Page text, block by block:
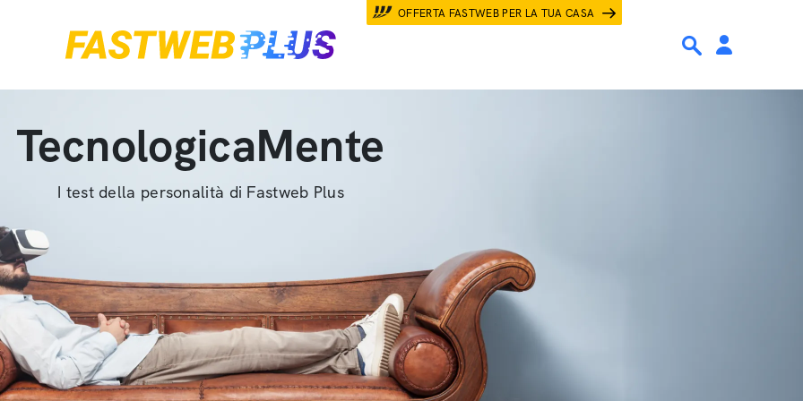
OFFERTA FASTWEB PER LA TUA CASA
TecnologicaMente
I test della personalità di Fastweb Plus